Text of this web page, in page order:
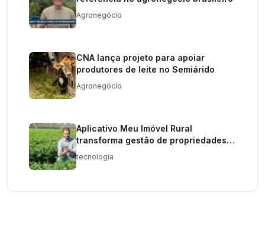
Agronegócio
CNA lança projeto para apoiar
produtores de leite no Semiárido
Agronegócio
Aplicativo Meu Imóvel Rural
transforma gestão de propriedades
agrícolas
tecnologia